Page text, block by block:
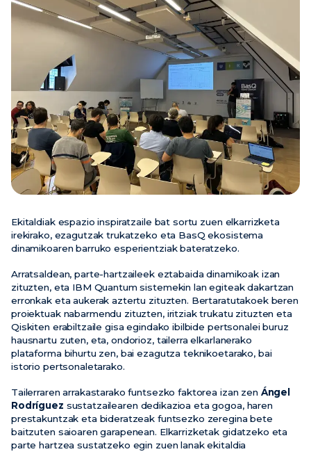
Berriak
Ekitaldiak
Ekitaldiak espazio inspiratzaile bat sortu zuen elkarrizketa
irekirako, ezagutzak trukatzeko eta BasQ ekosistema
dinamikoaren barruko esperientziak bateratzeko.
Arratsaldean, parte-hartzaileek eztabaida dinamikoak izan
zituzten, eta IBM Quantum sistemekin lan egiteak dakartzan
erronkak eta aukerak aztertu zituzten. Bertaratutakoek beren
proiektuak nabarmendu zituzten, iritziak trukatu zituzten eta
Qiskiten erabiltzaile gisa egindako ibilbide pertsonalei buruz
hausnartu zuten, eta, ondorioz, tailerra elkarlanerako
plataforma bihurtu zen, bai ezagutza teknikoetarako, bai
istorio pertsonaletarako.
Tailerraren arrakastarako funtsezko faktorea izan zen Ángel
Rodríguez sustatzailearen dedikazioa eta gogoa, haren
prestakuntzak eta bideratzeak funtsezko zeregina bete
baitzuten saioaren garapenean. Elkarrizketak gidatzeko eta
parte hartzea sustatzeko egin zuen lanak ekitaldia